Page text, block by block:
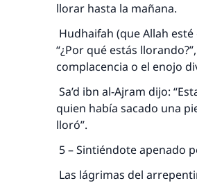
llorar hasta la mañana.
Hudhaifah (que Allah
“¿Por qué estás
complacencia o el enojo
Sa’d ibn al-Ajram dijo:
quien había sacado una
lloró”.
5 – Sintiéndote apenado
Las lágrimas del